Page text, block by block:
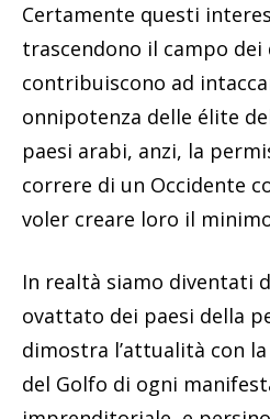
Certamente questi
trascendono il campo
contribuiscono ad
onnipotenza delle élite
paesi arabi, anzi, la
correre di un Occidente
voler creare loro il
In realtà siamo diventati
ovattato dei paesi della
dimostra l’attualità con
del Golfo di ogni